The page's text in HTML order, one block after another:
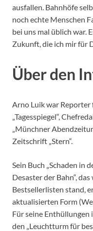
ausfallen. Bahnhöfe
noch echte Menschen
bei uns mal üblich war.
Zukunft, die ich mir für
Über den
Arno Luik war Reporter
„Tagesspiegel“,
„Münchner
Zeitschrift „Stern“.
Sein Buch „Schaden in
Desaster der Bahn“,
Bestsellerlisten stand,
aktualisierten Form
Für seine Enthüllungen
den „Leuchtturm für